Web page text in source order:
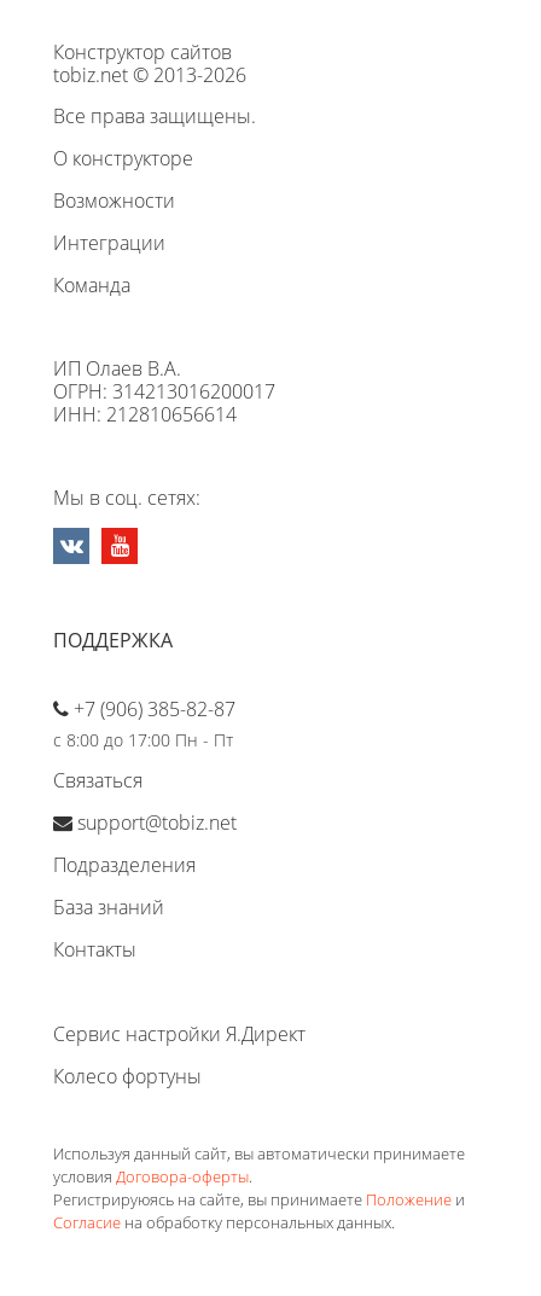
Конструктор сайтов
tobiz.net © 2013-2026
Все права защищены.
О конструкторе
Возможности
Интеграции
Команда
ИП Олаев В.А.
ОГРН: 314213016200017
ИНН: 212810656614
Мы в соц. сетях:
ПОДДЕРЖКА
+7 (906) 385-82-87
с 8:00 до 17:00 Пн - Пт
Связаться
support@tobiz.net
Подразделения
База знаний
Контакты
Сервис настройки Я.Директ
Колесо фортуны
Используя данный сайт, вы автоматически принимаете
условия Договора-оферты.
Регистрируюясь на сайте, вы принимаете Положение и
Согласие на обработку персональных данных.